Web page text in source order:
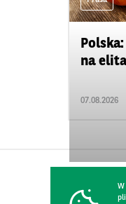
na
07.08.2026
W